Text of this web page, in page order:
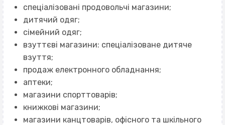
спеціалізовані продовольчі магазини;
дитячий одяг;
сімейний одяг;
взуттєві магазини: спеціалізоване дитяче
взуття;
продаж електронного обладнання;
аптеки;
магазини спорттоварів;
книжкові магазини;
магазини канцтоварів, офісного та шкільного